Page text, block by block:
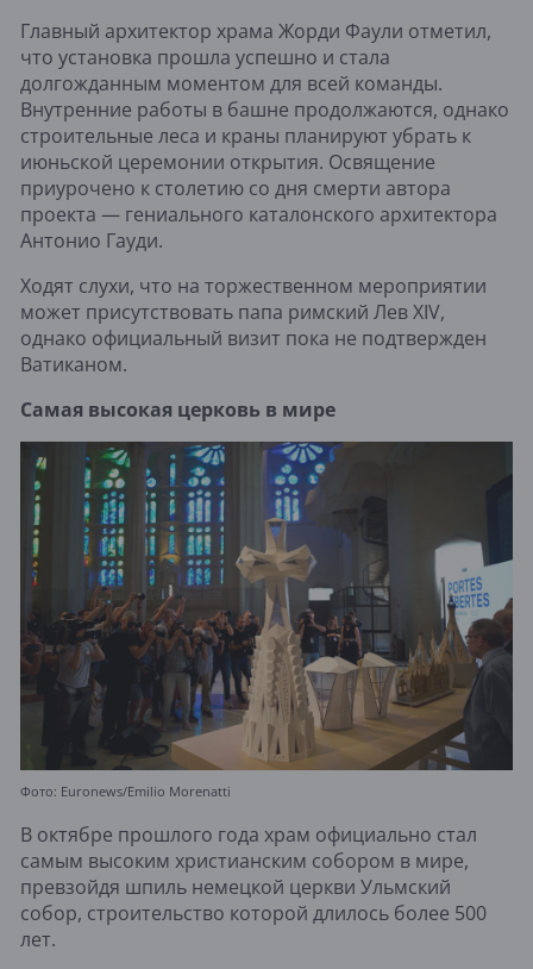
Главный архитектор храма Жорди Фаули отметил,
что установка прошла успешно и стала
долгожданным моментом для всей команды.
Внутренние работы в башне продолжаются, однако
строительные леса и краны планируют убрать к
июньской церемонии открытия. Освящение
приурочено к столетию со дня смерти автора
проекта — гениального каталонского архитектора
Антонио Гауди.
Ходят слухи, что на торжественном мероприятии
может присутствовать папа римский Лев XIV,
однако официальный визит пока не подтвержден
Ватиканом.
Самая высокая церковь в мире
Фото: Euronews/Emilio Morenatti
В октябре прошлого года храм официально стал
самым высоким христианским собором в мире,
превзойдя шпиль немецкой церкви Ульмский
собор, строительство которой длилось более 500
лет.